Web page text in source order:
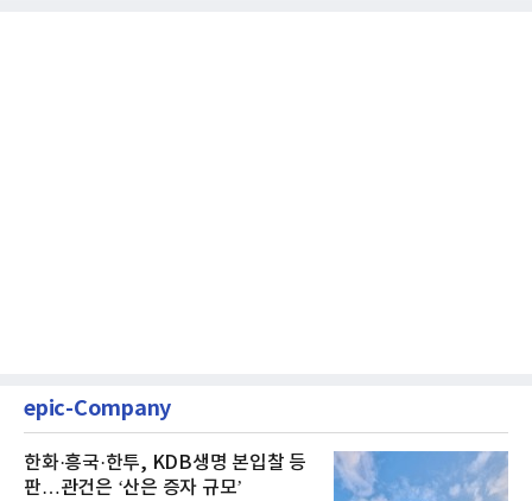
epic-Company
한화·흥국·한투, KDB생명 본입찰 등
판…관건은 ‘산은 증자 규모’